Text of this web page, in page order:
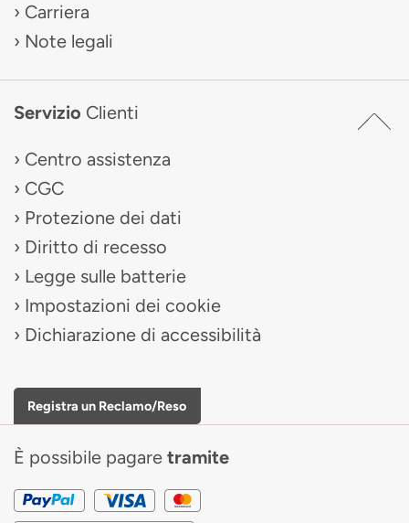
Carriera
Note legali
Servizio Clienti
Centro assistenza
CGC
Protezione dei dati
Diritto di recesso
Legge sulle batterie
Impostazioni dei cookie
Dichiarazione di accessibilità
Registra un Reclamo/Reso
È possibile pagare tramite